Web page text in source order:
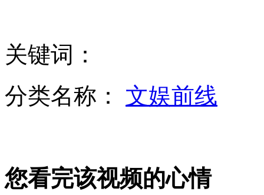
蛇年话蛇：俗称小龙 为远古图腾
车管所受贿所长：为什么单单查我？
关键词：
分类名称： 文娱前线
您看完该视频的心情